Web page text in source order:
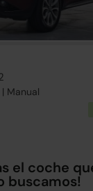
Manual
el coche
buscamos!